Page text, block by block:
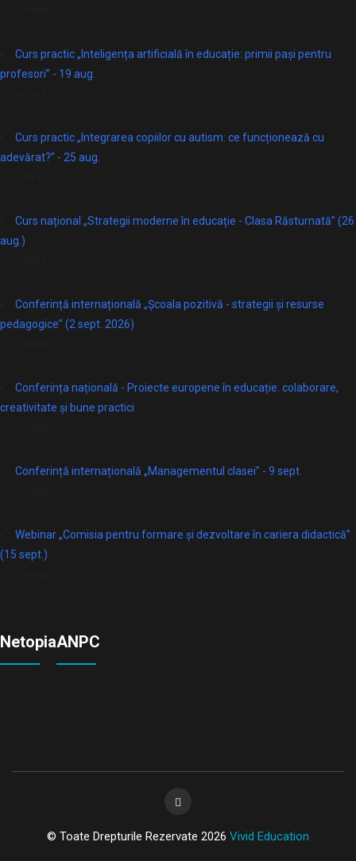
Curs practic „Inteligența artificială în educație: primii pași pentru
profesori” - 19 aug.
Curs practic „Integrarea copiilor cu autism: ce funcționează cu
adevărat?” - 25 aug.
Curs național „Strategii moderne în educație - Clasa Răsturnată” (26
aug.)
Conferință internațională „Școala pozitivă - strategii și resurse
pedagogice” (2 sept. 2026)
Conferința națională - Proiecte europene în educație: colaborare,
creativitate și bune practici
Conferință internațională „Managementul clasei” - 9 sept.
Webinar „Comisia pentru formare și dezvoltare în cariera didactică”
(15 sept.)
NetopiaANPC
© Toate Drepturile Rezervate 2026 Vivid Education